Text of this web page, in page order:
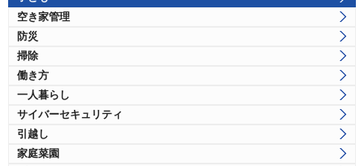
空き家管理
防災
掃除
働き方
一人暮らし
サイバーセキュリティ
引越し
家庭菜園